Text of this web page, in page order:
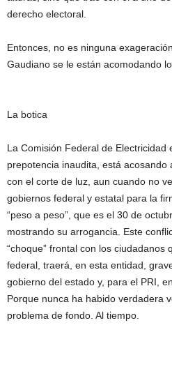
derecho electoral.
Entonces, no es ninguna
Gaudiano se le están acomodando
La botica
La Comisión Federal de Electricidad
prepotencia inaudita, está acosando
con el corte de luz, aun cuando no
gobiernos federal y estatal para la
“peso a peso”, que es el 30 de
mostrando su arrogancia. Este
“choque” frontal con los ciudadanos
federal, traerá, en esta entidad,
gobierno del estado y, para el PRI,
Porque nunca ha habido verdadera
problema de fondo. Al tiempo.